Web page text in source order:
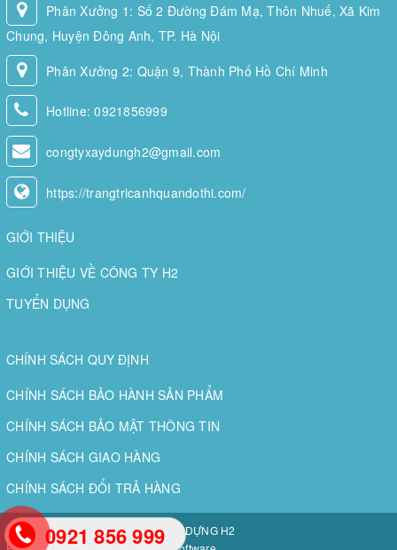
0921 856 999
Phân Xưởng 1: Số 2 Đường Đám Mạ, Thôn Nhuế, Xã Kim
Chung, Huyện Đông Anh, TP. Hà Nội
Phân Xưởng 2: Quận 9, Thành Phố Hồ Chí Minh
Hotline:0921856999
congtyxaydungh2@gmail.com
https://trangtricanhquandothi.com/
GIỚI THIỆU
GIỚI THIỆU VỀ CÔNG TY H2
TUYỂN DỤNG
CHÍNH SÁCH QUY ĐỊNH
CHÍNH SÁCH BẢO HÀNH SẢN PHẨM
CHÍNH SÁCH BẢO MẬT THÔNG TIN
CHÍNH SÁCH GIAO HÀNG
CHÍNH SÁCH ĐỔI TRẢ HÀNG
Bản quyền thuộc vềCÔNG TY XÂY DỰNG H2